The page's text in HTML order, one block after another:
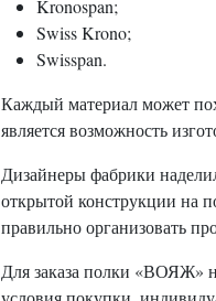
Kronospan;
Swiss Krono;
Swisspan.
Каждый материал может
является возможность
Дизайнеры фабрики
открытой конструкции на
правильно организовать
Для заказа полки «ВОЯЖ»